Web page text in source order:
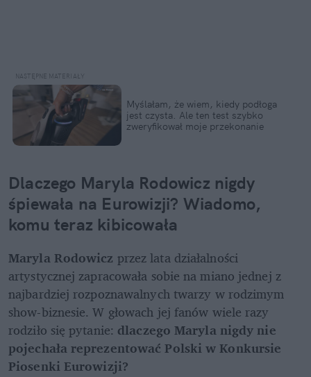
Myślałam, że wiem, kiedy podłoga
jest czysta. Ale ten test szybko
zweryfikował moje przekonanie
Dlaczego Maryla Rodowicz nigdy
śpiewała na Eurowizji? Wiadomo,
komu teraz kibicowała
Maryla Rodowicz przez lata działalności
artystycznej zapracowała sobie na miano jednej z
najbardziej rozpoznawalnych twarzy w rodzimym
show-biznesie. W głowach jej fanów wiele razy
rodziło się pytanie: dlaczego Maryla nigdy nie
pojechała reprezentować Polski w Konkursie
Piosenki Eurowizji?